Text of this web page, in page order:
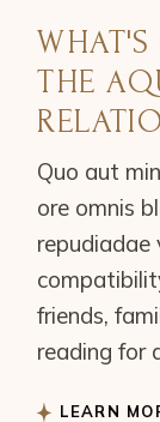
WHAT'S
THE
Quo aut
ore omnis
friends,
reading for
LEARN